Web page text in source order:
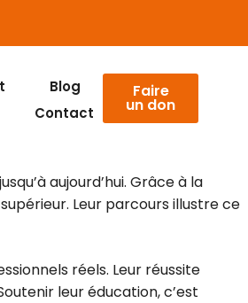
Blog
Contact
Faire
un don
aujourd’hui. Grâce à la
Leur parcours illustre ce
réels. Leur réussite
leur éducation, c’est